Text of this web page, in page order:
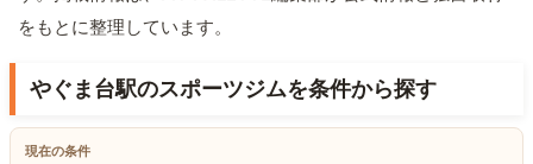
をもとに整理しています。
やぐま台駅のスポーツジムを条件から探す
現在の条件